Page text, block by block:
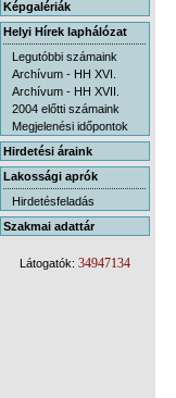
Képgalériák
Helyi Hírek laphálózat
Legutóbbi számaink
Archívum - HH XVI.
Archívum - HH XVII.
2004 előtti számaink
Megjelenési időpontok
Hirdetési áraink
Lakossági aprók
Hirdetésfeladás
Szakmai adattár
Látogatók: 34947134